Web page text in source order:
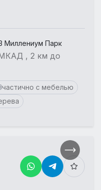
Миллениум Парк
, 2 км до
частично с мебелью